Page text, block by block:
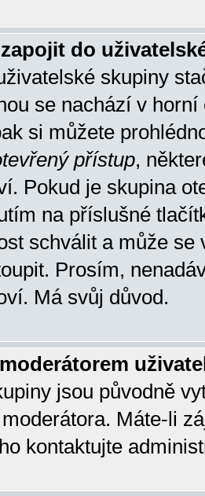
do
skupiny
se nachází v horní
si můžete
přístup,
Pokud je skupina
na příslušné
schválit a může se
Prosím,
Má svůj důvod.
jsou původně
Máte-li
kontaktujte